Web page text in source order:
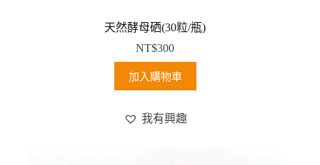
天然酵母硒(30粒/瓶)
NT$300
加入購物車
我有興趣